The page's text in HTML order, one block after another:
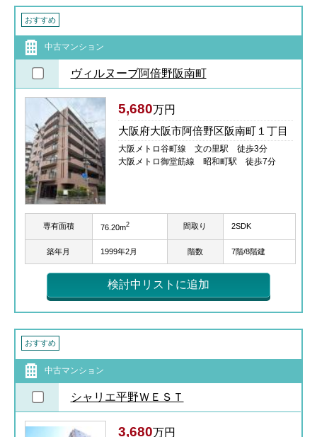
おすすめ
中古マンション
ヴィルヌーブ阿倍野阪南町
5,680万円
大阪府大阪市阿倍野区阪南町１丁目
大阪メトロ谷町線 文の里駅 徒歩3分
大阪メトロ御堂筋線 昭和町駅 徒歩7分
専有面積 76.20m2 間取り 2SDK
築年月 1999年2月 階数 7階/8階建
検討中リストに追加
おすすめ
中古マンション
シャリエ平野ＷＥＳＴ
3,680万円